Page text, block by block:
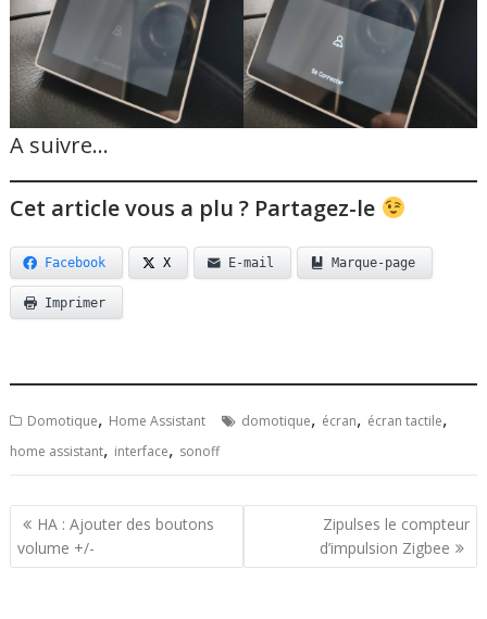
A suivre…
Cet article vous a plu ? Partagez-le
Facebook X E-mail Marque-page
Imprimer
Domotique, Home Assistant domotique, écran, écran tactile,
home assistant, interface, sonoff
Navigation
de
HA : Ajouter des boutons
volume +/-
Zipulses le compteur
d’impulsion Zigbee